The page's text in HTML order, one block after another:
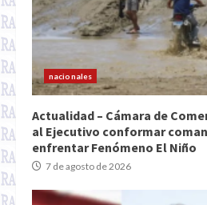
nacionales
Actualidad – Cámara de
al Ejecutivo conformar
enfrentar Fenómeno El Niño
7 de agosto de 2026